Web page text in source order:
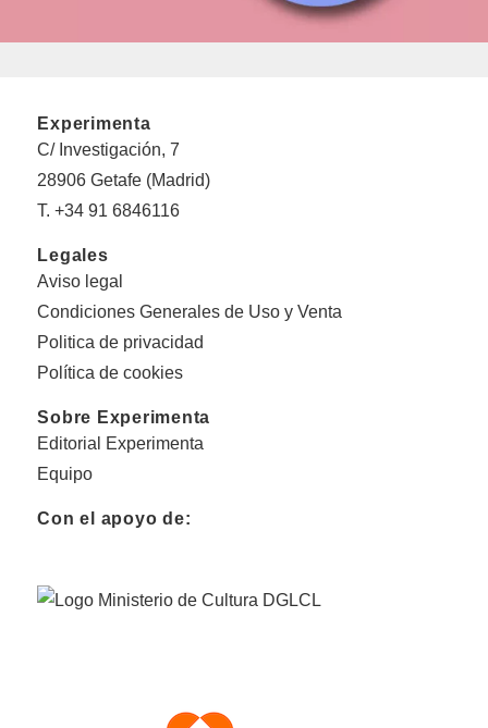
Experimenta
C/ Investigación, 7
28906 Getafe (Madrid)
T. +34 91 6846116
Legales
Aviso legal
Condiciones Generales de Uso y Venta
Politica de privacidad
Política de cookies
Sobre Experimenta
Editorial Experimenta
Equipo
Con el apoyo de: